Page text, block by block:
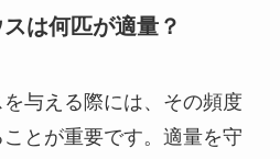
は何匹が適量？
与える際には、その頻度
とが重要です。適量を守